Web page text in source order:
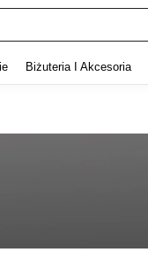
Biżuteria I Akcesoria